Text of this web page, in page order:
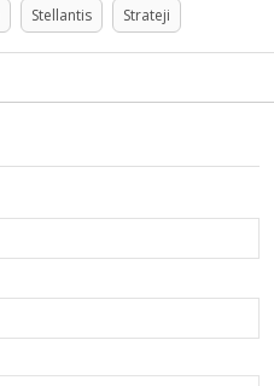
Stellantis Strateji